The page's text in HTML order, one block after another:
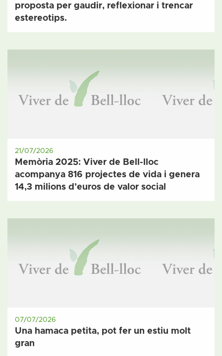
proposta per gaudir, reflexionar i trencar
estereotips.
21/07/2026
Memòria 2025: Viver de Bell-lloc
acompanya 816 projectes de vida i genera
14,3 milions d’euros de valor social
07/07/2026
Una hamaca petita, pot fer un estiu molt
gran